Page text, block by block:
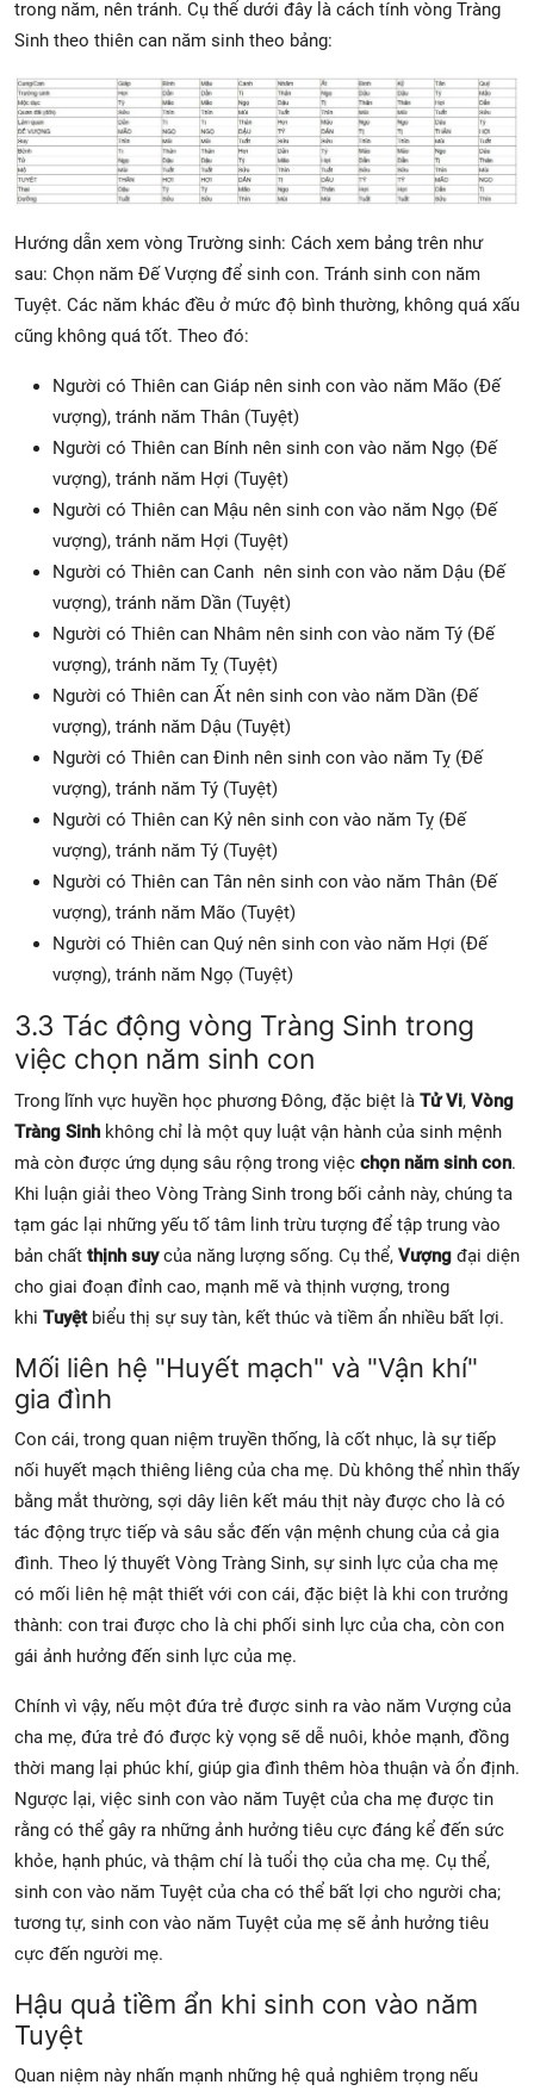
trong năm, nên tránh. Cụ thể dưới đây là cách tính vòng Tràng
Sinh theo thiên can năm sinh theo bảng:
Hướng dẫn xem vòng Trường sinh: Cách xem bảng trên như
sau: Chọn năm Đế Vượng để sinh con. Tránh sinh con năm
Tuyệt. Các năm khác đều ở mức độ bình thường, không quá xấu
cũng không quá tốt. Theo đó:
Người có Thiên can Giáp nên sinh con vào năm Mão (Đế
vượng), tránh năm Thân (Tuyệt)
Người có Thiên can Bính nên sinh con vào năm Ngọ (Đế
vượng), tránh năm Hợi (Tuyệt)
Người có Thiên can Mậu nên sinh con vào năm Ngọ (Đế
vượng), tránh năm Hợi (Tuyệt)
Người có Thiên can Canh nên sinh con vào năm Dậu (Đế
vượng), tránh năm Dần (Tuyệt)
Người có Thiên can Nhâm nên sinh con vào năm Tý (Đế
vượng), tránh năm Tỵ (Tuyệt)
Người có Thiên can Ất nên sinh con vào năm Dần (Đế
vượng), tránh năm Dậu (Tuyệt)
Người có Thiên can Đinh nên sinh con vào năm Tỵ (Đế
vượng), tránh năm Tý (Tuyệt)
Người có Thiên can Kỷ nên sinh con vào năm Tỵ (Đế
vượng), tránh năm Tý (Tuyệt)
Người có Thiên can Tân nên sinh con vào năm Thân (Đế
vượng), tránh năm Mão (Tuyệt)
Người có Thiên can Quý nên sinh con vào năm Hợi (Đế
vượng), tránh năm Ngọ (Tuyệt)
3.3 Tác động vòng Tràng Sinh trong
việc chọn năm sinh con
Trong lĩnh vực huyền học phương Đông, đặc biệt là Tử Vi, Vòng
Tràng Sinh không chỉ là một quy luật vận hành của sinh mệnh
mà còn được ứng dụng sâu rộng trong việc chọn năm sinh con.
Khi luận giải theo Vòng Tràng Sinh trong bối cảnh này, chúng ta
tạm gác lại những yếu tố tâm linh trừu tượng để tập trung vào
bản chất thịnh suy của năng lượng sống. Cụ thể, Vượng đại diện
cho giai đoạn đỉnh cao, mạnh mẽ và thịnh vượng, trong
khi Tuyệt biểu thị sự suy tàn, kết thúc và tiềm ẩn nhiều bất lợi.
Mối liên hệ "Huyết mạch" và "Vận khí"
gia đình
Con cái, trong quan niệm truyền thống, là cốt nhục, là sự tiếp
nối huyết mạch thiêng liêng của cha mẹ. Dù không thể nhìn thấy
bằng mắt thường, sợi dây liên kết máu thịt này được cho là có
tác động trực tiếp và sâu sắc đến vận mệnh chung của cả gia
đình. Theo lý thuyết Vòng Tràng Sinh, sự sinh lực của cha mẹ
có mối liên hệ mật thiết với con cái, đặc biệt là khi con trưởng
thành: con trai được cho là chi phối sinh lực của cha, còn con
gái ảnh hưởng đến sinh lực của mẹ.
Chính vì vậy, nếu một đứa trẻ được sinh ra vào năm Vượng của
cha mẹ, đứa trẻ đó được kỳ vọng sẽ dễ nuôi, khỏe mạnh, đồng
thời mang lại phúc khí, giúp gia đình thêm hòa thuận và ổn định.
Ngược lại, việc sinh con vào năm Tuyệt của cha mẹ được tin
rằng có thể gây ra những ảnh hưởng tiêu cực đáng kể đến sức
khỏe, hạnh phúc, và thậm chí là tuổi thọ của cha mẹ. Cụ thể,
sinh con vào năm Tuyệt của cha có thể bất lợi cho người cha;
tương tự, sinh con vào năm Tuyệt của mẹ sẽ ảnh hưởng tiêu
cực đến người mẹ.
Hậu quả tiềm ẩn khi sinh con vào năm
Tuyệt
Quan niệm này nhấn mạnh những hệ quả nghiêm trọng nếu